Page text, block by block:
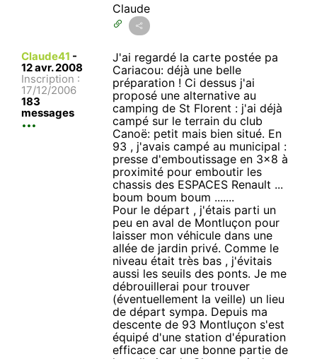
Claude
Claude41 -
12 avr. 2008
Inscription :
17/12/2006
183
messages
J'ai regardé la carte postée pa
Cariacou: déjà une belle
préparation ! Ci dessus j'ai
proposé une alternative au
camping de St Florent : j'ai déjà
campé sur le terrain du club
Canoë: petit mais bien situé. En
93 , j'avais campé au municipal :
presse d'emboutissage en 3x8 à
proximité pour emboutir les
chassis des ESPACES Renault ...
boum boum boum .......
Pour le départ , j'étais parti un
peu en aval de Montluçon pour
laisser mon véhicule dans une
allée de jardin privé. Comme le
niveau était très bas , j'évitais
aussi les seuils des ponts. Je me
débrouillerai pour trouver
(éventuellement la veille) un lieu
de départ sympa. Depuis ma
descente de 93 Montluçon s'est
équipé d'une station d'épuration
efficace car une bonne partie de